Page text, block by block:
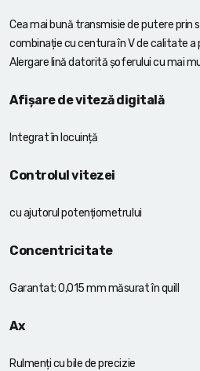
Cea mai bună transmisie de putere prin
combinație cu centura în V de calitate a
Alergare lină datorită șoferului cu mai
Afișare de viteză digitală
Integrat în locuință
Controlul vitezei
cu ajutorul potențiometrului
Concentricitate
Garantat; 0,015 mm măsurat în quill
Ax
Rulmenți cu bile de precizie